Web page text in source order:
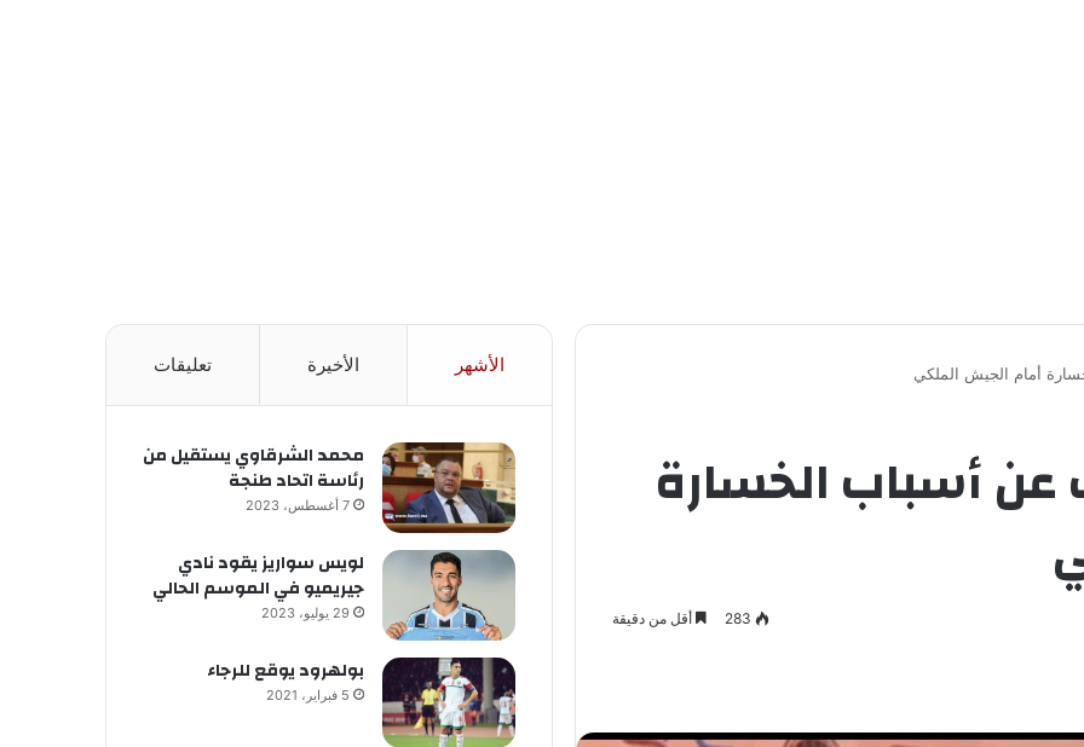
أمام الجيش الملكي
أسباب الخسارة
283 أقل من دقيقة
الأشهر الأخيرة تعليقات
محمد الشرقاوي يستقيل من
رئاسة اتحاد طنجة
7 أغسطس، 2023
لويس سواريز يقود نادي
جيريميو في الموسم الحالي
29 يوليو، 2023
بولهرود يوقع للرجاء
5 فبراير، 2021